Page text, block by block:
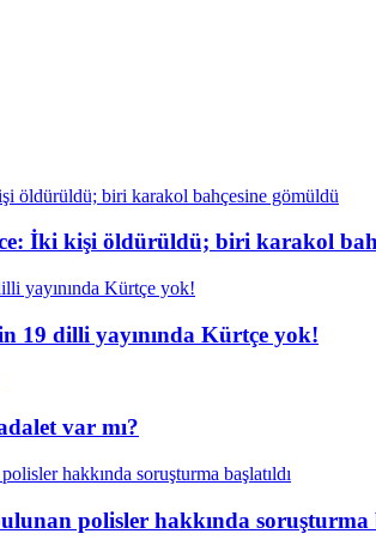
İki kişi öldürüldü; biri karakol
19 dilli yayınında Kürtçe yok!
var mı?
polisler hakkında soruşturma